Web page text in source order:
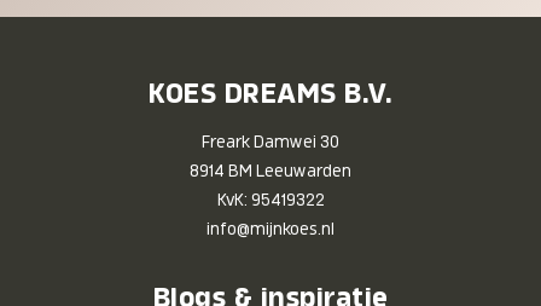
KOES DREAMS B.V.
Freark Damwei 30
8914 BM Leeuwarden
KvK: 95419322
info@mijnkoes.nl
Blogs & inspiratie